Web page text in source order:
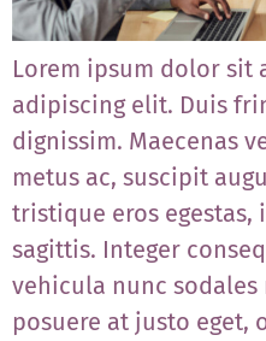
Lorem ipsum dolor sit
adipiscing elit. Duis
dignissim. Maecenas
metus ac, suscipit
tristique eros egestas,
sagittis. Integer
vehicula nunc
posuere at justo eget,